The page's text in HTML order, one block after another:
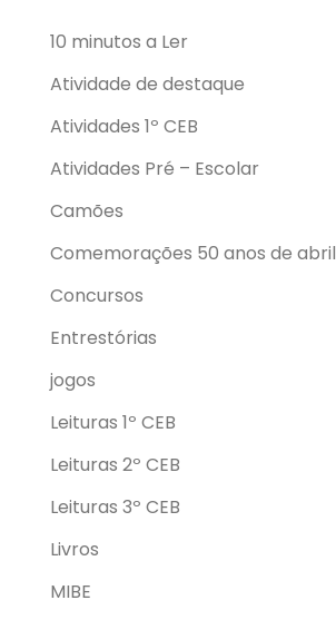
10 minutos a Ler
Atividade de destaque
Atividades 1º CEB
Atividades Pré – Escolar
Camões
Comemorações 50 anos de abril
Concursos
Entrestórias
jogos
Leituras 1º CEB
Leituras 2º CEB
Leituras 3º CEB
Livros
MIBE